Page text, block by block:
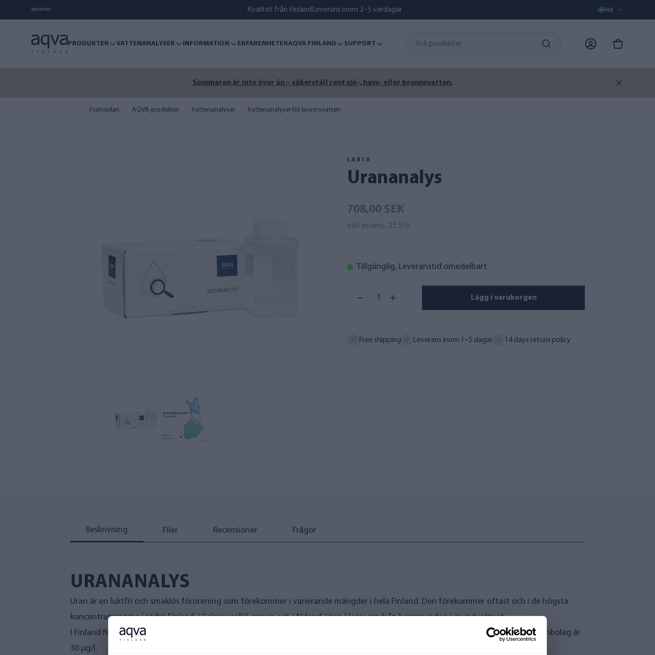
Kvalitet från Finland Leverans inom 2–5 vardagar SE
PRODUKTER VATTENANALYSER INFORMATION ERFARENHETERAQVA FINLAND SUPPORT
Sommaren är inte över än – säkerställ rent sjö-, havs- eller brunnsvatten.
Framsidan AQVA-produkter Vattenanalyser Vattenanalyser för brunnsvatten
LAB10
Urananalys
708,00 SEK
inkl moms. 25.5%
Tillgänglig, Leveranstid omedelbart
Lägg i varukorgen
Free shipping Leverans inom 1–5 dagar 14 days return policy
Beskrivning Filer Recensioner Frågor
URANANALYS
Uran är en luktfri och smaklös förorening som förekommer i varierande mängder i hela Finland. Den förekommer oftast och i de högsta
koncentrationerna i södra Finland, i Salpausselkä-zonen och i Nyland. Uran löses upp från berggrunden i grundvattnet.
I Finland finns inget gränsvärde för uranhalten i privat brunnsvatten, men gränsvärdet för vatten som distribueras av stora vattenbolag är
30 µg/l.